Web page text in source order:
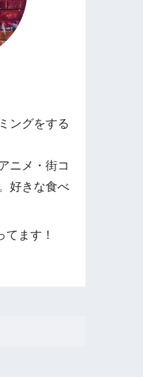
ングをする
ニメ・街コ
好きな食べ
てます！